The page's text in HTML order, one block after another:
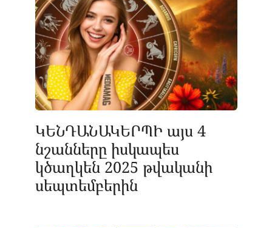
ԿԵՆԴԱՆԱԿԵՐՊԻ այս 4
նշանները իսկապես
կծաղկեն 2025 թվականի
սեպտեմբերին